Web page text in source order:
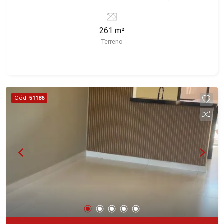
deste imóvel que a Martinelli Imobiliária
selecionou para você: - 261m² de área terreno -
terrenos residenciais e comerciais nos bairros
mais desejados da Zona Sul, reconhecidos por
sua segurança, infraestrutura e qualidade de vida
prestígio da região, como: Alto da Boa Vista,
Jardim Botânico, Jardim Olhos D`Água, Vila do
Golfe, City Ribeirão, Jardim Canadá, Guaporé,
Ilhas do Sul, Jardim Nova Aliança, Boulevard,
Quinta da Primavera, Bonfim Paulista, Vila Seixas,
261 m²
Terreno
Cód. 51186